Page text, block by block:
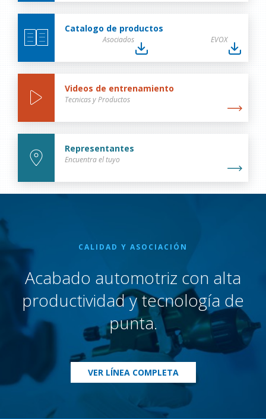
Catalogo de productos
Asociados EVOX
Videos de entrenamiento
Tecnicas y Productos
Representantes
Encuentra el tuyo
CALIDAD Y ASOCIACIÓN
Acabado automotriz con alta
productividad y tecnología de
punta.
VER LÍNEA COMPLETA